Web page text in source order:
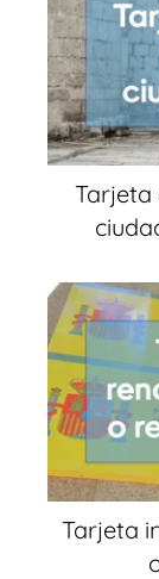
Tarjeta
Tarjeta